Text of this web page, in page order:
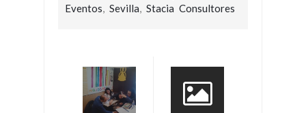
Eventos
Sevilla Stacia Consultores